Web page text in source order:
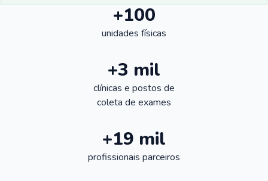
+100
unidades físicas
+3 mil
clínicas e postos de
coleta de exames
+19 mil
profissionais parceiros